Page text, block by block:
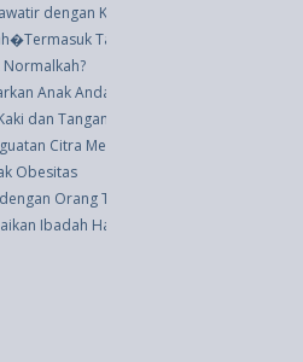
dengan Kandungan di dalam
Tanda Mata Bengkak
Normalkah?
Anak Anda Gagal dan Mencoba Lagi
dan Tangan yang Indah di Musim Panas
Citra Merek
Obesitas
Orang Tua Anda yang Sudah Lansia
Ibadah Haji